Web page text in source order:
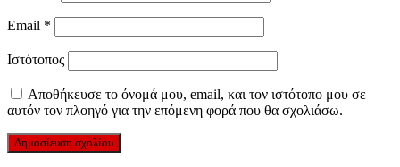
Email *
Ιστότοπος
Αποθήκευσε το όνομά μου, email, και τον ιστότοπο μου σε
αυτόν τον πλοηγό για την επόμενη φορά που θα σχολιάσω.